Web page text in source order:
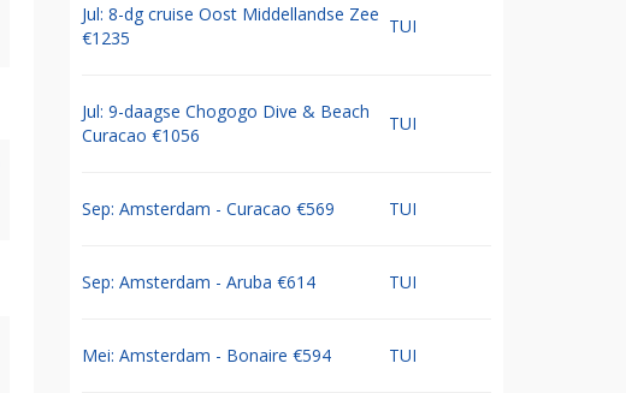
Jul: 8-dg cruise Oost Middellandse Zee
€1235
TUI
Jul: 9-daagse Chogogo Dive & Beach
Curacao €1056
TUI
Sep: Amsterdam - Curacao €569 TUI
Sep: Amsterdam - Aruba €614 TUI
Mei: Amsterdam - Bonaire €594 TUI